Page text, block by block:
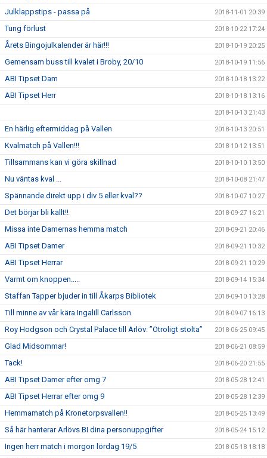
Julklappstips - passa på 2018-11-01 20:39
Tung förlust 2018-10-22 17:24
Årets Bingojulkalender är här!!! 2018-10-19 20:25
Gemensam buss till kvalet i Broby, 20/10 2018-10-19 11:56
ABI Tipset Dam 2018-10-18 13:22
ABI Tipset Herr 2018-10-18 13:16
2018-10-13 21:43
En härlig eftermiddag på Vallen 2018-10-13 20:51
Kvalmatch på Vallen!!! 2018-10-12 13:51
Tillsammans kan vi göra skillnad 2018-10-10 13:50
Nu väntas kval ... 2018-10-08 21:47
Spännande direkt upp i div 5 eller kval?? 2018-10-07 10:27
Det börjar bli kallt!! 2018-09-27 16:21
Missa inte Damernas hemma match 2018-09-21 20:46
ABI Tipset Damer 2018-09-21 10:32
ABI Tipset Herrar 2018-09-21 10:29
Varmt om knoppen..... 2018-09-14 15:34
Staffan Tapper bjuder in till Åkarps Bibliotek 2018-09-10 13:28
Till minne av vår kära Ingalill Carlsson 2018-09-07 16:13
Roy Hodgson och Crystal Palace till Arlöv: ”Otroligt stolta” 2018-06-25 09:45
Glad Midsommar! 2018-06-21 08:59
Tack! 2018-06-20 21:55
ABI Tipset Damer efter omg 7 2018-05-28 12:41
ABI Tipset Herrar efter omg 9 2018-05-28 12:39
Hemmamatch på Kronetorpsvallen!! 2018-05-25 13:49
Så här hanterar Arlövs BI dina personuppgifter 2018-05-24 15:12
Ingen herr match i morgon lördag 19/5 2018-05-18 18:18